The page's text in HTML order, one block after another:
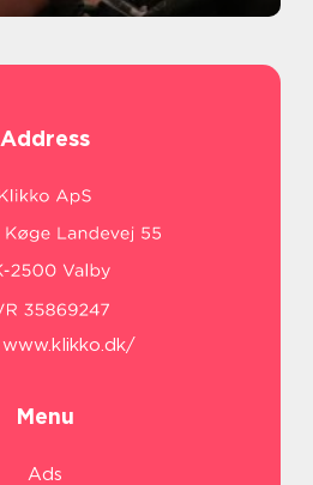
Address
www.klikko.dk/
Menu
Ads